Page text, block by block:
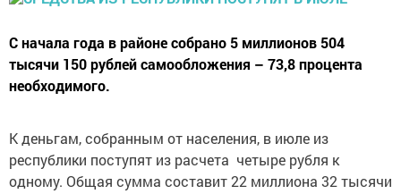
С начала года в районе собрано 5 миллионов 504
тысячи 150 рублей самообложения – 73,8 процента
необходимого.
К деньгам, собранным от населения, в июле из
республики поступят из расчета четыре рубля к
одному. Общая сумма составит 22 миллиона 32 тысячи